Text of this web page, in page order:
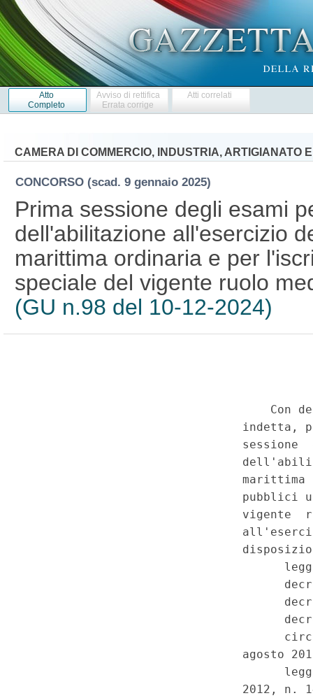
Atto
Completo
Avviso di rettifica
Errata corrige
Atti correlati
CAMERA DI COMMERCIO, INDUSTRIA, ARTIGIANATO
CONCORSO (scad. 9 gennaio 2025)
Prima sessione degli esami
dell'abilitazione all'esercizio
marittima ordinaria e per
speciale del vigente ruolo
(GU n.98 del 10-12-2024)